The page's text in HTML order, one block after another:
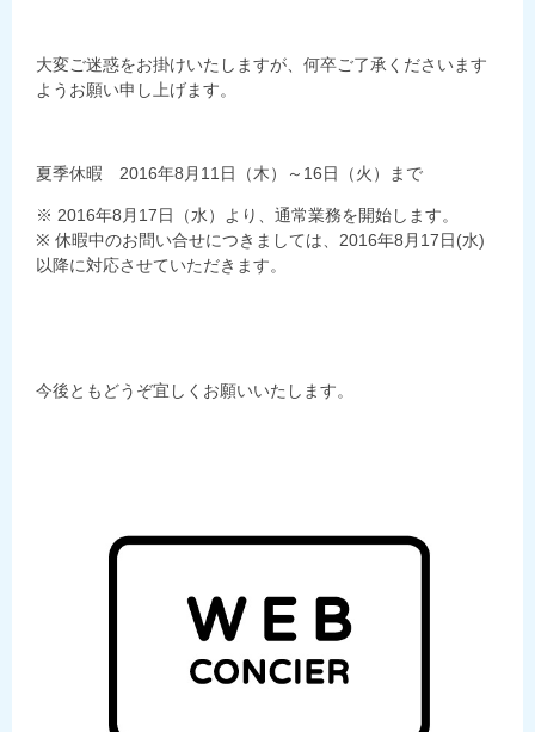
大変ご迷惑をお掛けいたしますが、何卒ご了承くださいます
ようお願い申し上げます。
夏季休暇 2016年8月11日（木）～16日（火） まで
※ 2016年8月17日（水）より、通常業務を開始します。
※ 休暇中のお問い合せにつきましては、2016年8月17日(水)
以降に対応させていただきます。
今後ともどうぞ宜しくお願いいたします。